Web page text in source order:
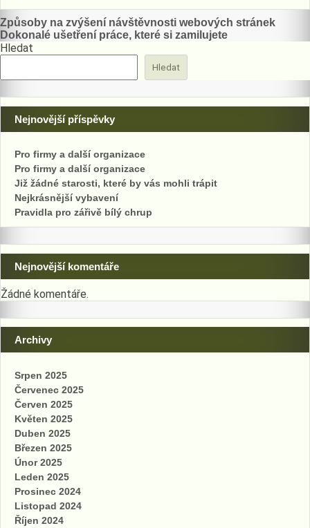
Navigace
pro
Způsoby na zvýšení návštěvnosti webových stránek
Dokonalé ušetření práce, které si zamilujete
Hledat
Hledat
Nejnovější příspěvky
Pro firmy a další organizace
Pro firmy a další organizace
Již žádné starosti, které by vás mohli trápit
Nejkrásnější vybavení
Pravidla pro zářivě bílý chrup
Nejnovější komentáře
Žádné komentáře.
Archivy
Srpen 2025
Červenec 2025
Červen 2025
Květen 2025
Duben 2025
Březen 2025
Únor 2025
Leden 2025
Prosinec 2024
Listopad 2024
Říjen 2024